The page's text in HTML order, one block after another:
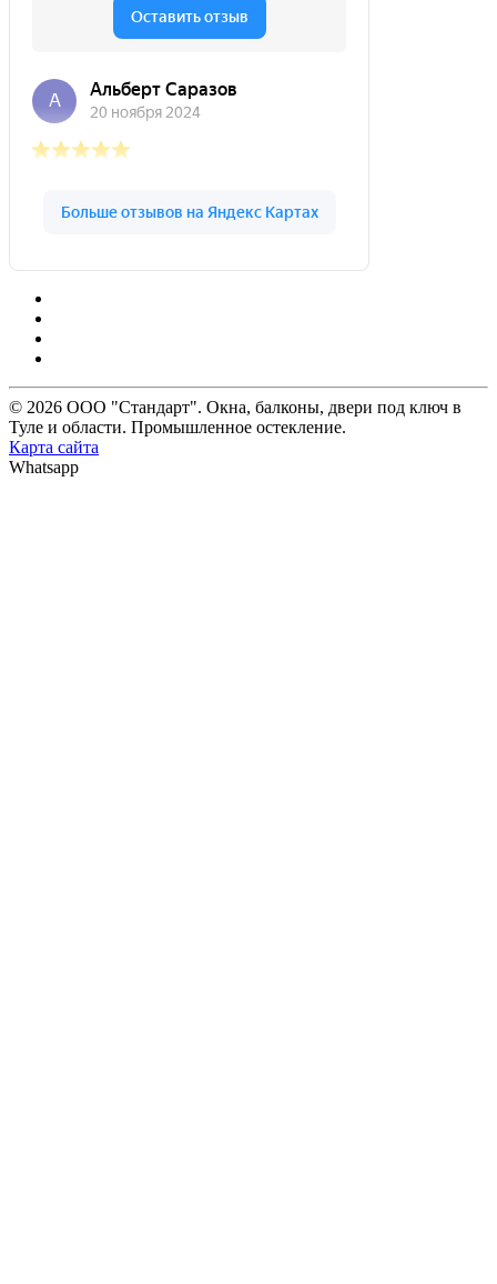
© 2026 ООО "Стандарт". Окна, балконы, двери под ключ в
Туле и области. Промышленное остекление.
Карта сайта
Whatsapp